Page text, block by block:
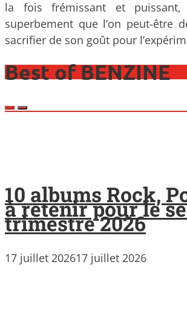
la fois frémissant et puissant,
superbement que l’on peut-être
sacrifier de son goût pour
Best of BENZINE
10 albums Rock,
à retenir pour le
trimestre 2026
17 juillet 202617 juillet 2026